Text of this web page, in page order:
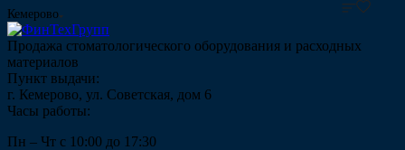
Кемерово
Продажа стоматологического оборудования и расходных
материалов
Пункт выдачи:
г. Кемерово, ул. Советская, дом 6
Часы работы:
Пн – Чт с 10:00 до 17:30